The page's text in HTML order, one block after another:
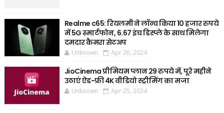
Realme c65: रियलमी ने लॉन्च किया 10 हजार रुपये
में 5G स्मार्टफोन, 6.67 इंच डिस्प्ले के साथ मिलेगा
दमदार कैमरा सेटअप
Unknown Apr 26, 2024
JioCinema प्रीमियम प्लान 29 रुपये में, पूरे महीने
उठाएं ऐड-फ्री 4K वीडियो स्ट्रीमिंग का मजा
Unknown Apr 25, 2024